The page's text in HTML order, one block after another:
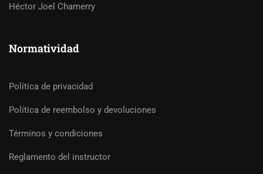
Héctor Joel Chamerry
Normatividad
Política de privacidad
Política de reembolso y devoluciones
Términos y condiciones
Reglamento del instructor